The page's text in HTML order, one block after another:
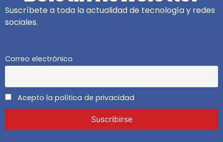
Suscríbete a toda la actualidad de tecnología y redes
sociales.
Correo electrónico
Acepto la política de privacidad